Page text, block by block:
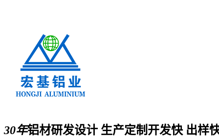
30年铝材研发设计 生产定制 开发快 出样